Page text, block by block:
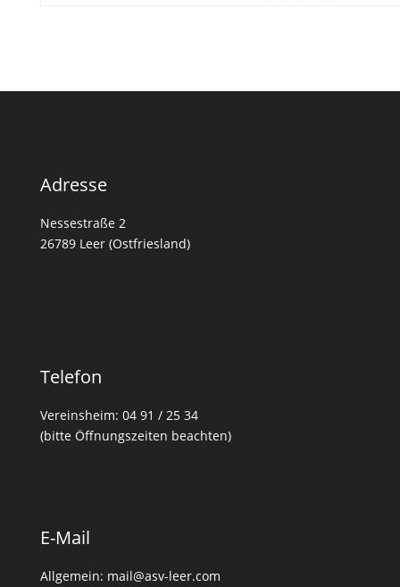
Adresse
Nessestraße 2
26789 Leer (Ostfriesland)
Telefon
Vereinsheim: 04 91 / 25 34
(bitte Öffnungszeiten beachten)
E-Mail
Allgemein: mail@asv-leer.com